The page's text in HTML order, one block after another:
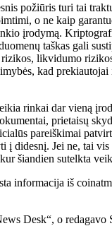
požiūris turi tai
o ne kaip
įrodymą.
taškas gali
likvidumo
kad prekiautojai
rinkai dar vieną
prietaisų
pareiškimai
į didesnį. Jei ne, tai vis
šiandien sutelkta
informacija iš
Desk“, o redagavo